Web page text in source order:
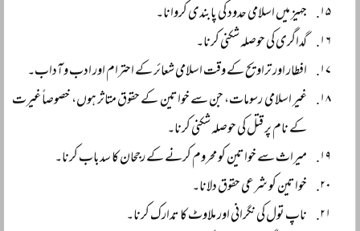
جہیز میں اسلامی حدود کی پابندی کروانا۔
گداگری کی حوصلہ شکنی کرنا۔
افطار اور تراویح کے وقت اسلامی شعائر کے احترام اور ادب و آداب۔
غیر اسلامی رسومات، جن سے خواتین کے حقوق متاثر ہوں، خصوصاً غیرت
کے نام پر قتل کی حوصلہ شکنی کرنا۔
میراث سے خواتین کو محروم کرنے کے رجحان کا سدباب کرنا۔
خواتین کو شرعی حقوق دلانا۔
ناپ تول کی نگرانی اور ملاوٹ کا تدارک کرنا۔